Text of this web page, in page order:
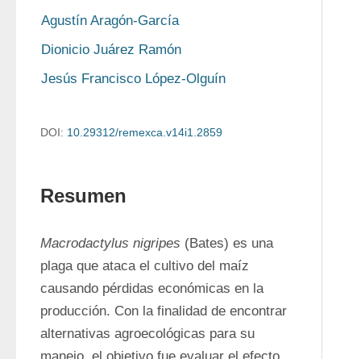
Agustín Aragón-García
Dionicio Juárez Ramón
Jesús Francisco López-Olguín
DOI: 10.29312/remexca.v14i1.2859
Resumen
Macrodactylus nigripes (Bates) es una
plaga que ataca el cultivo del maíz
causando pérdidas económicas en la
producción. Con la finalidad de encontrar
alternativas agroecológicas para su